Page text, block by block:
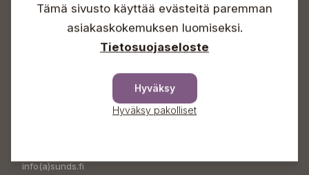
+358 50 388 9592
info(a)sunds.fi
info(a)sunds.fi
Tämä sivusto käyttää evästeitä paremman
asiakaskokemuksen luomiseksi.
Tietosuojaseloste
Hyväksy
Hyväksy pakolliset